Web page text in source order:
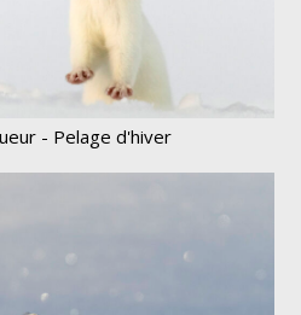
- Pelage d'hiver